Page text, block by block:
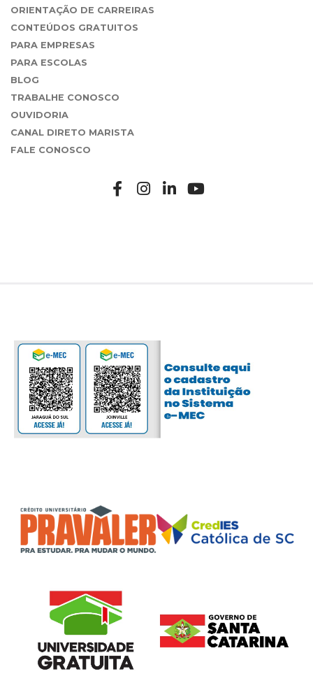
ORIENTAÇÃO DE CARREIRAS
CONTEÚDOS GRATUITOS
PARA EMPRESAS
PARA ESCOLAS
BLOG
TRABALHE CONOSCO
OUVIDORIA
CANAL DIRETO MARISTA
FALE CONOSCO